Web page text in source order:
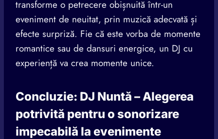
transforme o petrecere obișnuită într-un
eveniment de neuitat, prin muzică adecvată și
efecte surpriză. Fie că este vorba de momente
romantice sau de dansuri energice, un DJ cu
experiență va crea momente unice.
Concluzie: DJ Nuntă – Alegerea
potrivită pentru o sonorizare
impecabilă la evenimente